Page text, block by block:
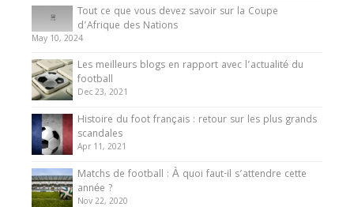
Tout ce que vous devez savoir sur la Coupe
d’Afrique des Nations
May 10, 2024
Les meilleurs blogs en rapport avec l’actualité du
football
Dec 23, 2021
Histoire du foot français : retour sur les plus grands
scandales
Apr 11, 2021
Matchs de football : À quoi faut-il s’attendre cette
année ?
Nov 22, 2020